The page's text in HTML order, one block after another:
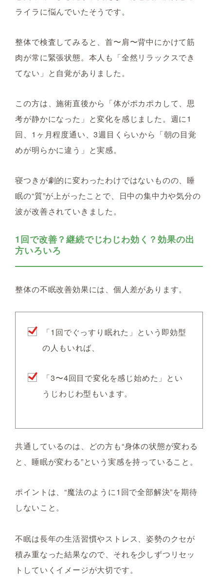
ライラに悩んでいたそうです。
整体で検査してみると、首〜肩〜背中にかけて筋
肉が常に緊張状態。本人も「全然リラックスでき
てない」と自覚がありました。
この方は、施術直後から「体がポカポカして、思
考が静かになった」と変化を感じました。週に1
回、1ヶ月程度通い、3週目くらいから「朝の目覚
めが明らかに違う」と実感。
寝つきが劇的に変わったわけではないものの、睡
眠の“質”が上がったことで、日中の集中力や気分の
波が改善されていきました。
1回で改善？継続でじわじわ効く？効果の出
方いろいろ
整体の不眠改善効果には、個人差があります。
「1回でぐっすり眠れた」という即効型
の人もいれば、
「3〜4回目で変化を感じ始めた」とい
うじわじわ型もいます。
共通しているのは、どの方も“身体の状態が変わる
と、睡眠が変わる”という実感を持っていること。
ポイントは、“魔法のように1回で全部解決”を期待
しないこと。
不眠は長年の生活習慣やストレス、姿勢のクセが
積み重なった結果なので、それを少しずつリセッ
トしていくイメージが大切です。